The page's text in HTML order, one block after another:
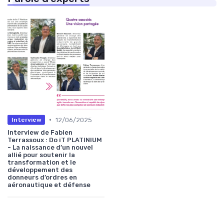
Interview • 12/06/2025
Interview de Fabien
Terrassoux : Do iT PLATINIUM
- La naissance d’un nouvel
allié pour soutenir la
transformation et le
développement des
donneurs d’ordres en
aéronautique et défense